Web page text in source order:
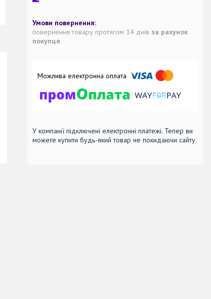
повернення товару протягом 14 днів за рахунок
покупця
У компанії підключені електронні платежі. Тепер ви
можете купити будь-який товар не покидаючи сайту.